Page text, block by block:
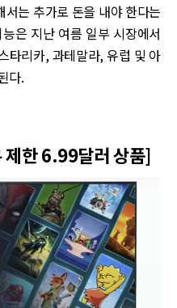
는 추가로 돈을 내야 한다는
은 지난 여름 일부 시장에서
타리카, 과테말라, 유럽 및 아
다.
제한 6.99달러 상품]